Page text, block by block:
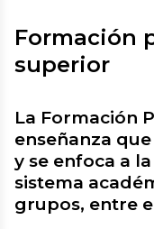
Formación
superior
La Formación
enseñanza
y se enfoca a
sistema
grupos, entre